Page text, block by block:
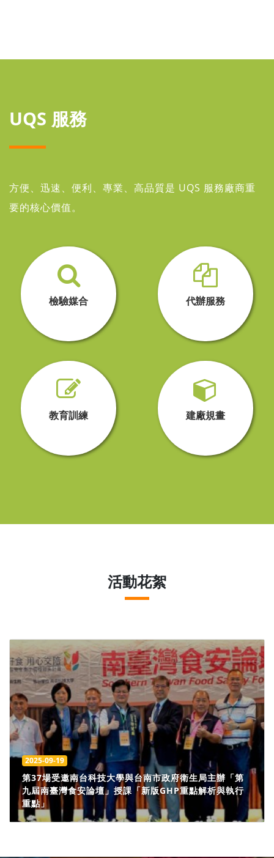
UQS 服務
方便、迅速、便利、專業、高品質是 UQS 服務廠商重
要的核心價值。
檢驗媒合 代辦服務
教育訓練 建廠規畫
活動花絮
2025-09-19
第37場受邀南台科技大學與台南市政府衛生局主辦「第
九屆南臺灣食安論壇」授課「新版GHP重點解析與執行
重點」